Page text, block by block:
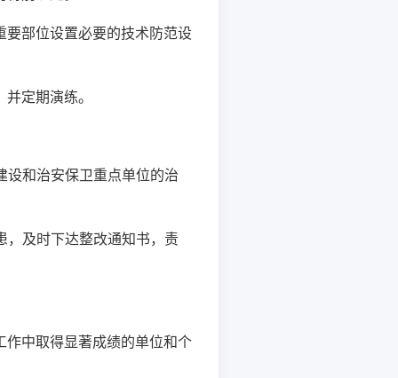
部位设置必要的技术防范设
定期演练。
设和治安保卫重点单位的治
，及时下达整改通知书，责
中取得显著成绩的单位和个